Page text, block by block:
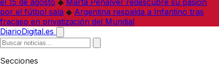
el 15 de agosto ◆ Marta Peñalver redescubre su pasión
por el fútbol sala ◆ Argentina respalda a Infantino tras
fracaso en privatización del Mundial
DiarioDigital.es
Secciones